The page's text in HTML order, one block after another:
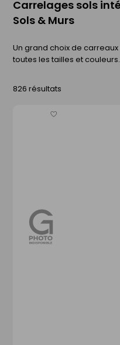
Carrelages sols
Sols & Murs
Un grand choix de
toutes les tailles et couleurs.
826 résultats
Enregistrer